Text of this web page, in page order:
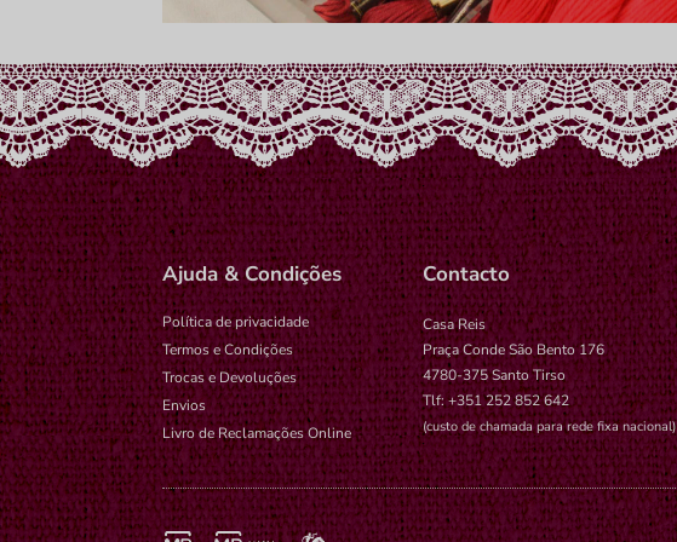
Ajuda & Condições
Política de privacidade
Termos e Condições
Trocas e Devoluções
Envios
Livro de Reclamações Online
Contacto
Casa Reis
Praça Conde São Bento 176
4780-375 Santo Tirso
Tlf: +351 252 852 642
(custo de chamada para rede fixa nacional)